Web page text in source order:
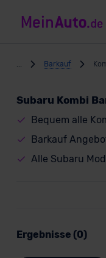
Barkauf
Subaru Kombi
Bequem alle
Barkauf
Alle Subaru
Ergebnisse (0)